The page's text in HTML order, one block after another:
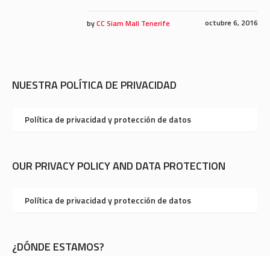
octubre 6, 2016
byCC Siam Mall Tenerife
NUESTRA POLÍTICA DE PRIVACIDAD
Política de privacidad y protección de datos
OUR PRIVACY POLICY AND DATA PROTECTION
Política de privacidad y protección de datos
¿DÓNDE ESTAMOS?